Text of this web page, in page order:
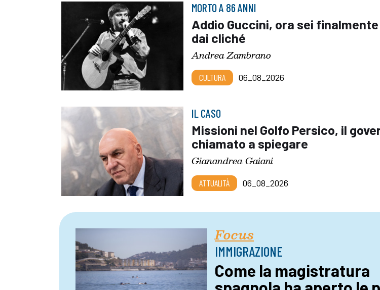
MORTO A 86 ANNI
Addio Guccini, ora sei
dai cliché
Andrea Zambrano
CULTURA 06_08_2026
IL CASO
Missioni nel Golfo Persico, il
chiamato a spiegare
Gianandrea Gaiani
ATTUALITÀ 06_08_2026
Focus
IMMIGRAZIONE
Come la magistratura